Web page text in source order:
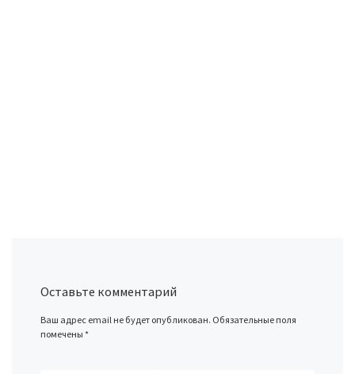
Оставьте комментарий
Ваш адрес email не будет опубликован. Обязательные поля
помечены*